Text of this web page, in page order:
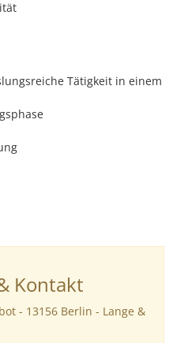
Tätigkeit in einem
Kontakt
- 13156 Berlin - Lange &